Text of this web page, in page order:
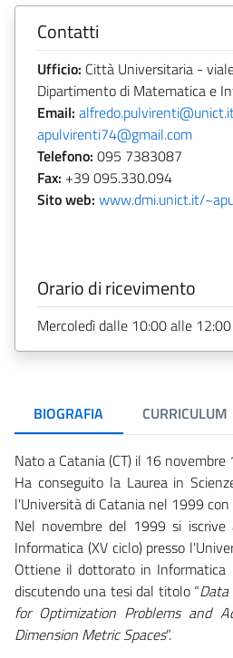
Contatti
Ufficio: Città Universitaria -
Dipartimento di Matematica e
Email:
apulvirenti74@gmail.com
Telefono: 095 7383087
Fax: +39 095.330.094
Sito web: www.dmi.unict.it/
Orario di ricevimento
Mercoledì dalle 10:00 alle 12:00
BIOGRAFIA CURRICULUM
Nato a Catania (CT) il 16 novembre
Ha conseguito la Laurea in
l'Università di Catania nel 1999
Nel novembre del 1999 si
Informatica (XV ciclo) presso
Ottiene il dottorato in
discutendo una tesi dal titolo “
for Optimization Problems and
Dimension Metric Spaces”.